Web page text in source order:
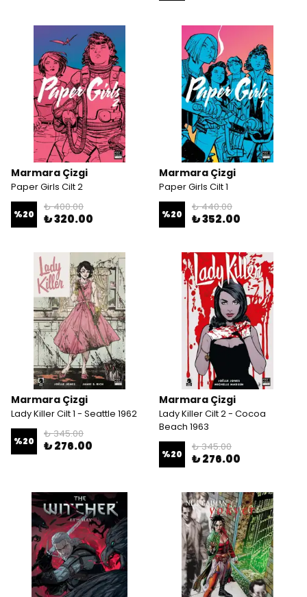
Marmara Çizgi
Paper Girls Cilt 2
%20
₺ 400.00
₺ 320.00
Marmara Çizgi
Paper Girls Cilt 1
%20
₺ 440.00
₺ 352.00
Marmara Çizgi
Lady Killer Cilt 1 - Seattle 1962
%20
₺ 345.00
₺ 276.00
Marmara Çizgi
Lady Killer Cilt 2 - Cocoa
Beach 1963
%20
₺ 345.00
₺ 276.00